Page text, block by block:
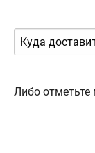
Либо отметьте